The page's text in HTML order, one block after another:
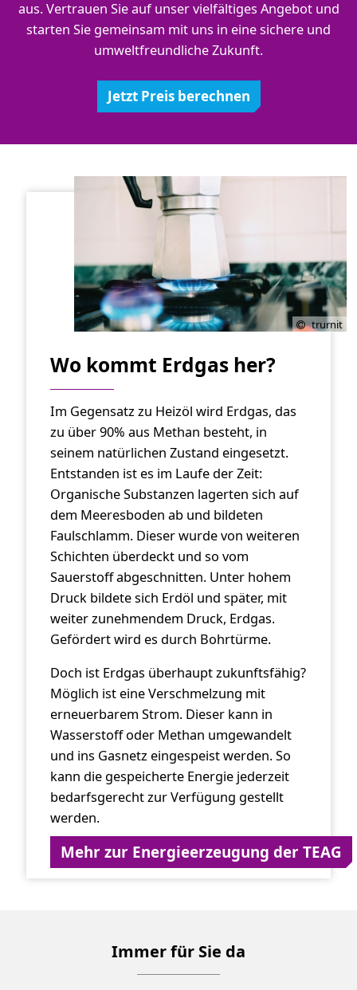
aus. Vertrauen Sie auf unser vielfältiges Angebot und
starten Sie gemeinsam mit uns in eine sichere und
umweltfreundliche Zukunft.
Jetzt Preis berechnen
trurnit
Wo kommt Erdgas her?
Im Gegensatz zu Heizöl wird Erdgas, das
zu über 90% aus Methan besteht, in
seinem natürlichen Zustand eingesetzt.
Entstanden ist es im Laufe der Zeit:
Organische Substanzen lagerten sich auf
dem Meeresboden ab und bildeten
Faulschlamm. Dieser wurde von weiteren
Schichten überdeckt und so vom
Sauerstoff abgeschnitten. Unter hohem
Druck bildete sich Erdöl und später, mit
weiter zunehmendem Druck, Erdgas.
Gefördert wird es durch Bohrtürme.
Doch ist Erdgas überhaupt zukunftsfähig?
Möglich ist eine Verschmelzung mit
erneuerbarem Strom. Dieser kann in
Wasserstoff oder Methan umgewandelt
und ins Gasnetz eingespeist werden. So
kann die gespeicherte Energie jederzeit
bedarfsgerecht zur Verfügung gestellt
werden.
Mehr zur Energieerzeugung der TEAG
Immer für Sie da